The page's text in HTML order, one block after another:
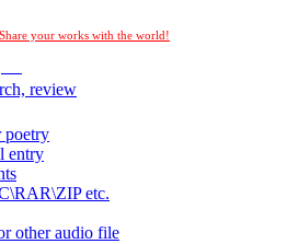
Share your works with the world!
review
poetry
entry
etc.
other audio file